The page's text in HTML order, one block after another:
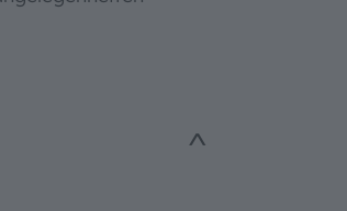
^